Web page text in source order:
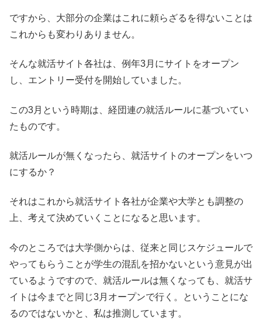
ですから、大部分の企業はこれに頼らざるを得ないことは
これからも変わりありません。
そんな就活サイト各社は、例年3月にサイトをオープン
し、エントリー受付を開始していました。
この3月という時期は、経団連の就活ルールに基づいてい
たものです。
就活ルールが無くなったら、就活サイトのオープンをいつ
にするか？
それはこれから就活サイト各社が企業や大学とも調整の
上、考えて決めていくことになると思います。
今のところでは大学側からは、従来と同じスケジュールで
やってもらうことが学生の混乱を招かないという意見が出
ているようですので、就活ルールは無くなっても、就活サ
イトは今までと同じ3月オープンで行く。ということにな
るのではないかと、私は推測しています。